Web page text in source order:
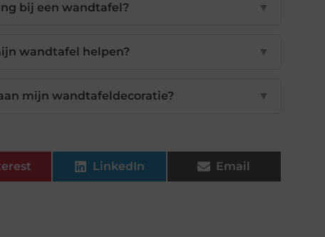
bij een wandtafel? ▼
wandtafel helpen? ▼
mijn wandtafeldecoratie? ▼
LinkedIn Email